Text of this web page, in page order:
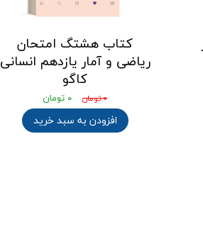
کتاب هشتگ امتحان
ریاضی و آمار یازدهم انسانی
کاگو
۰ تومان ۰ تومان
افزودن به سبد خرید